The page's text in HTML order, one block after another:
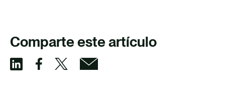
Comparte este artículo